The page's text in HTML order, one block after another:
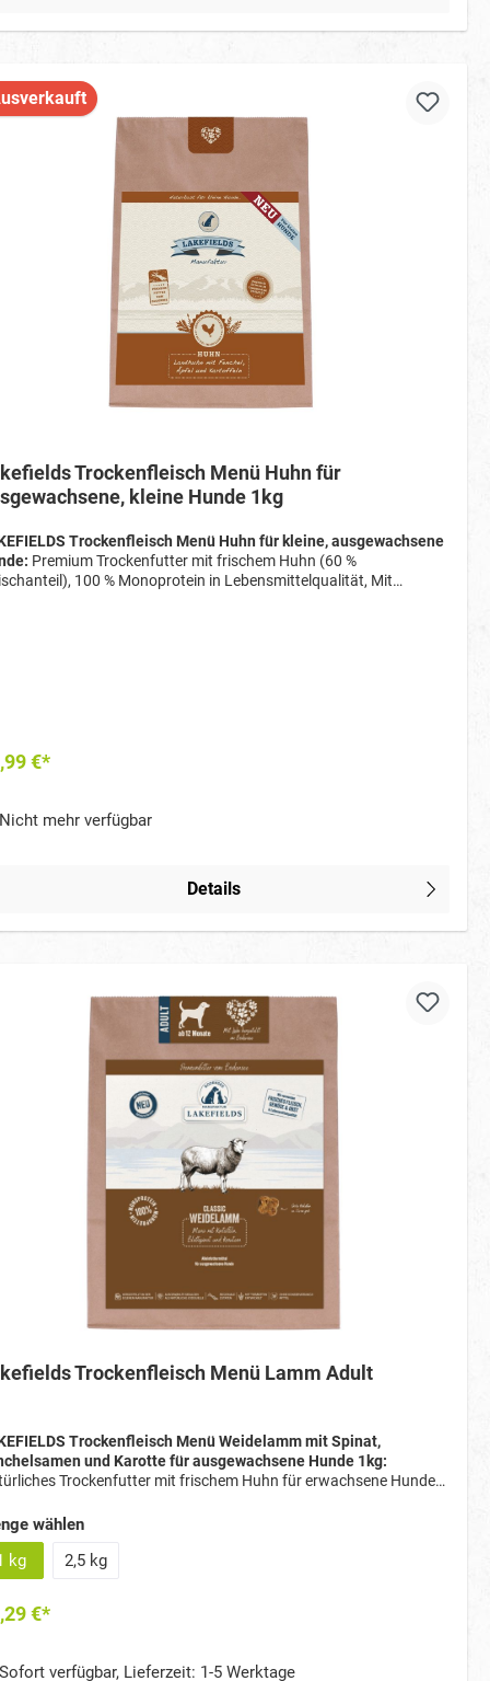
Trockenfleisch Menü Huhn für
kleine Hunde 1kg
Trockenfleisch Menü Huhn für kleine, ausgewachsene
Premium Trockenfutter mit frischem Huhn (60 %
100 % Monoprotein in Lebensmittelqualität, Mit
€*
Nicht mehr verfügbar
Details
Trockenfleisch Menü Lamm Adult
Trockenfleisch Menü Weidelamm mit Spinat,
und Karotte für ausgewachsene Hunde 1kg:
Trockenfutter mit frischem Huhn für erwachsene Hunde
Ohne Getreide, Zucker und künstliche
Mit Gemüse, Obst & Kräutern für Vitamine und
Unterstützt Verdauung, Immunsystem und Vitalität
Alleinfuttermittel für die tägliche Ernährung Schonend
(ca. 1,4 cm) für mittelgroße & große Hunde
wählen
kg
2,5 kg
€*
Sofort verfügbar, Lieferzeit: 1-5 Werktage